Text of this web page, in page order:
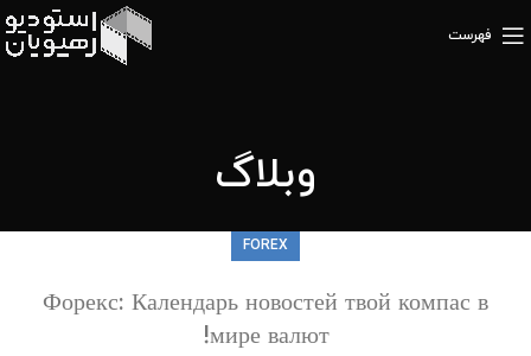
فهرست
وبلاگ
FOREX
Форекс: Календарь новостей твой компас в
мире валют!